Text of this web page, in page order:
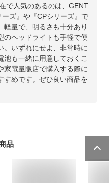
で人気のあるのは、GENT
ズ』や『CPシリーズ』で
軽量で、明るさも十分あり
のヘッドライトも手軽で便
。いずれにせよ、非常時に
池も一緒に用意しておくこ
家電量販店で購入する際に
すめです。ぜひ良い商品を
品